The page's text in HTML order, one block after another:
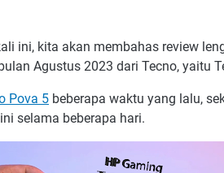
ini, kita akan membahas review
Agustus 2023 dari Tecno, yaitu
Pova 5 beberapa waktu yang lalu,
selama beberapa hari.